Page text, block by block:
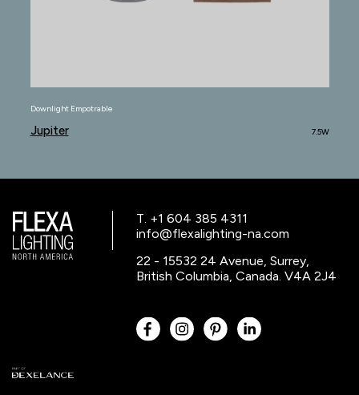
Downlight Empotrable
Jupiter 7.5W
T. +1 604 385 4311
info@flexalighting-na.com
22 - 15532 24 Avenue, Surrey,
British Columbia, Canada. V4A 2J4